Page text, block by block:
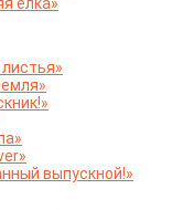
выпускной!»